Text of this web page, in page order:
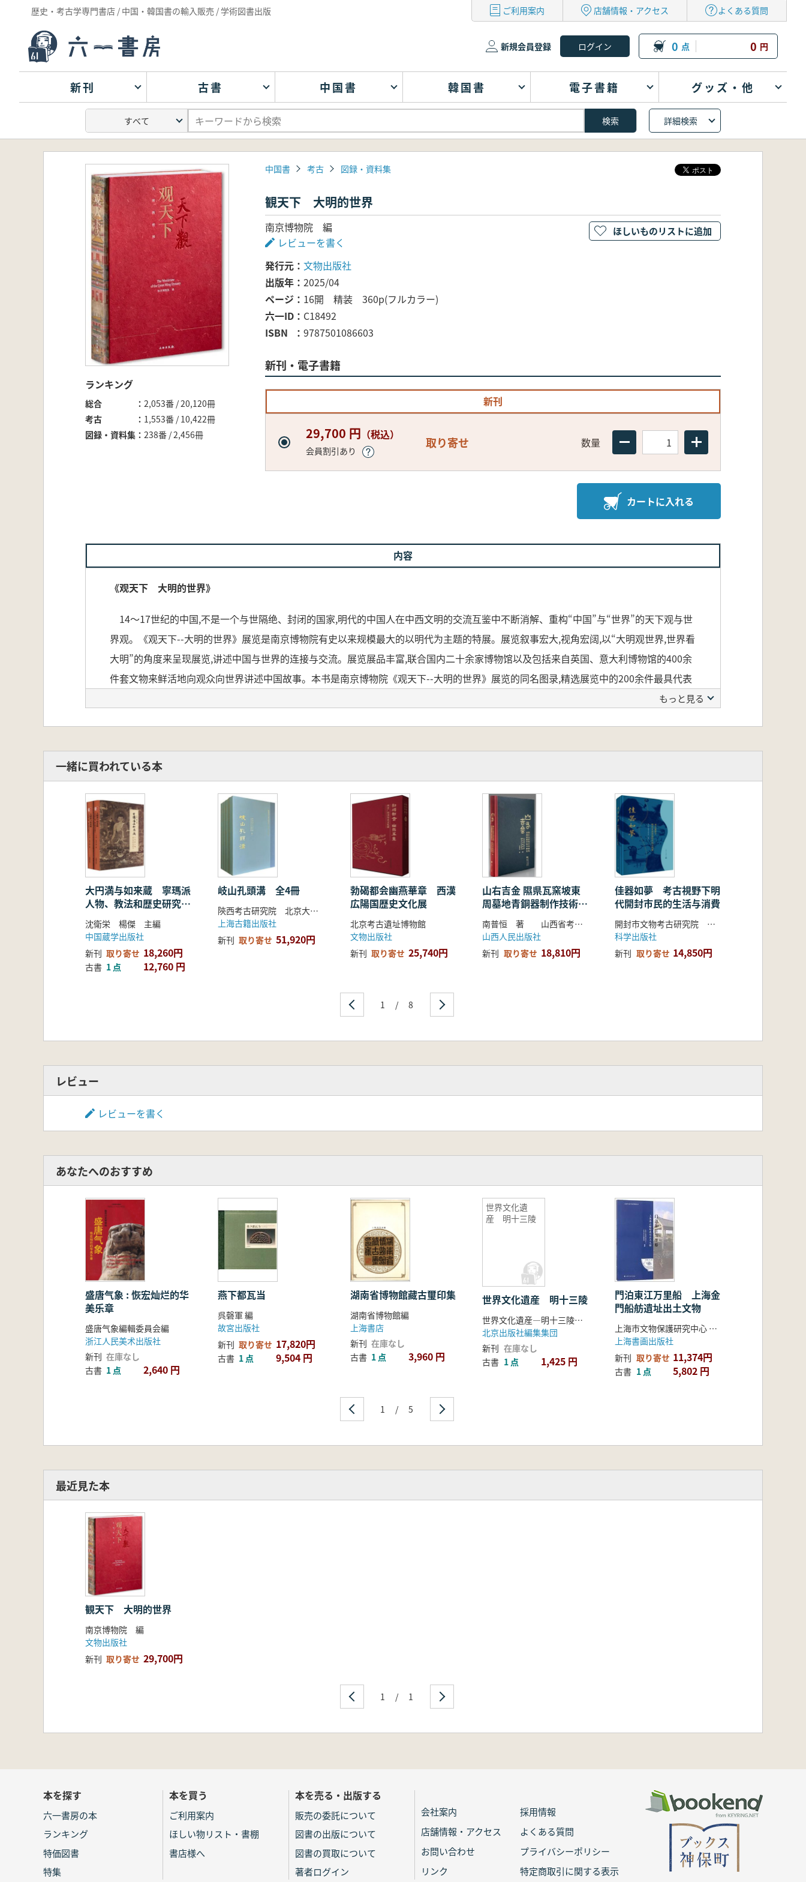
歴史・考古学専門書店 / 中国・韓国書の輸入販売 / 学術図書出版 ご利用案内 店舗情報・アクセス よくある質問
新規会員登録 0 点 0 円
新刊 古書 中国書 韓国書 電子書籍 グッズ・他
詳細検索
ランキング
総合
2,053番 / 20,120冊
考古
1,553番 / 10,422冊
図録・資料集
238番 / 2,456冊
中国書 考古 図録・資料集
観天下 大明的世界
南京博物院 編
レビューを書く
発行元
文物出版社
出版年
2025/04
ページ
16開 精装 360p(フルカラー)
六一ID
C18492
ISBN
9787501086603
新刊・電子書籍
新刊
29,700 円 （税込）
会員割引あり
取り寄せ 数量
カートに入れる
ほしいものリストに追加
内容
《观天下 大明的世界》
14～17世纪的中国,不是一个与世隔绝、封闭的国家,明代的中国人在中西文明的交流互鉴中不断消解、重构“中国”与“世界”的天下观与世
界观。《观天下--大明的世界》展览是南京博物院有史以来规模最大的以明代为主题的特展。展览叙事宏大,视角宏阔,以“大明观世界,世界看
大明”的角度来呈现展览,讲述中国与世界的连接与交流。展览展品丰富,联合国内二十余家博物馆以及包括来自英国、意大利博物馆的400余
件套文物来鲜活地向观众向世界讲述中国故事。本书是南京博物院《观天下--大明的世界》展览的同名图录,精选展览中的200余件最具代表
性的展品进行展示,并加入大量学术研究内容,与传统以器物为主的展览图录有所区别,拟在向公众展示明代物质文化的同时,突出其精神文化内
14〜17世紀の中国は、決して外界と隔絶した閉鎖的な国家ではなく、明代の中国人は中西文明の交流と相互理解の中で、「中国」と
をテーマとした特別展であり、「大明が世界を観る、世界が大明を観る」という視点から、中国と世界のつながりと交流の物語を壮大な
叙述と広い視野で描き出しています。
本展では、国内20余の博物館に加え、イギリスやイタリアなど海外の博物館からも協力を得て、400点を超える文物が出品され、中国の
物語を生き生きと観客と世界に伝えています。 本書は、この「観天下――大明の世界」展の公式図録であり、展示品の中から特に代表的
な200点余りを精選して紹介するとともに、豊富な学術的研究成果を盛り込んでいます。従来の器物中心の展覧会図録とは異なり、明代
の物質文化を紹介するだけでなく、その背後にある精神文化の内実にも光を当て、学術成果をより広く一般に伝えることを目指していま
す。
もっと見る
一緒に買われている本
大円満与如来蔵 寧瑪派
人物、教法和歴史研究
上下 全2冊
沈衛栄 楊傑 主編
中国蔵学出版社
新刊 取り寄せ 18,260円
古書 1 点 12,760 円
岐山孔頭溝 全4冊
陝西考古研究院 北京大学考古文博学院 編著
上海古籍出版社
新刊 取り寄せ 51,920円
勃碣都会幽燕華章 西漢
広陽国歴史文化展
北京考古遺址博物館
文物出版社
新刊 取り寄せ 25,740円
山右吉金 隰県瓦窯坡東
周墓地青銅器制作技術研
究
南普恒 著 山西省考古研究院 臨汾市博物館 隰県文化和旅遊局 編
山西人民出版社
新刊 取り寄せ 18,810円
佳器如夢 考古視野下明
代開封市民的生活与消費
開封市文物考古研究院 編著
科学出版社
新刊 取り寄せ 14,850円
1 / 8
レビュー
レビューを書く
あなたへのおすすめ
盛唐气象 : 恢宏灿烂的华
美乐章
盛唐气象編輯委員会編
浙江人民美术出版社
新刊 在庫なし
古書 1 点 2,640 円
燕下都瓦当
呉磬軍 編
故宮出版社
新刊 取り寄せ 17,820円
古書 1 点 9,504 円
湖南省博物館藏古璽印集
湖南省博物館編
上海書店
新刊 在庫なし
古書 1 点 3,960 円
世界文化遺
産 明十三陵
世界文化遺産 明十三陵
世界文化遺産―明十三陵編委会 編
北京出版社編集集団
新刊 在庫なし
古書 1 点 1,425 円
門泊東江万里船 上海金
門船舫遺址出土文物
上海市文物保護研究中心 上海市金山区博物館
上海書画出版社
新刊 取り寄せ 11,374円
古書 1 点 5,802 円
1 / 5
最近見た本
観天下 大明的世界
南京博物院 編
文物出版社
新刊 取り寄せ 29,700円
1 / 1
本を探す
六一書房の本
ランキング
特価図書
特集
本を買う
ご利用案内
ほしい物リスト・書棚
書店様へ
本を売る・出版する
販売の委託について
図書の出版について
図書の買取について
著者ログイン
会社案内
採用情報
店舗情報・アクセス
よくある質問
お問い合わせ
プライバシーポリシー
リンク
特定商取引に関する表示